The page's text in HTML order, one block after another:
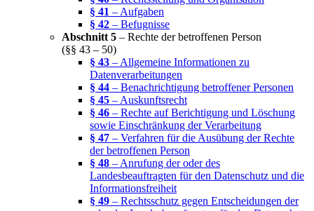
§ 41 – Aufgaben
§ 42 – Befugnisse
Abschnitt 5 – Rechte der betroffenen Person
(§§ 43 – 50)
§ 43 – Allgemeine Informationen zu
Datenverarbeitungen
§ 44 – Benachrichtigung betroffener Personen
§ 45 – Auskunftsrecht
§ 46 – Rechte auf Berichtigung und Löschung
sowie Einschränkung der Verarbeitung
§ 47 – Verfahren für die Ausübung der Rechte
der betroffenen Person
§ 48 – Anrufung der oder des
Landesbeauftragten für den Datenschutz und die
Informationsfreiheit
§ 49 – Rechtsschutz gegen Entscheidungen der